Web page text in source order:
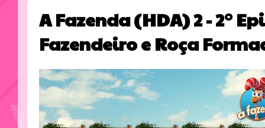
A Fazenda (HDA) 2 - 2°
Fazendeiro e Roça